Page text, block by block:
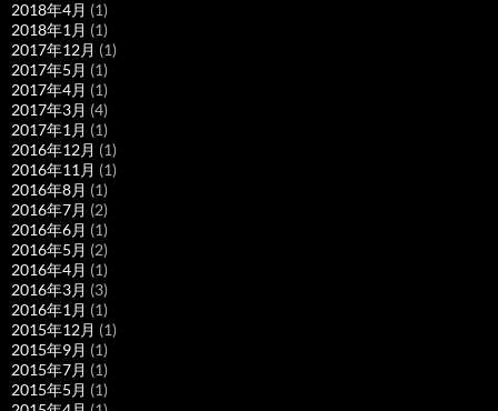
2018年4月 (1)
2018年1月 (1)
2017年12月 (1)
2017年5月 (1)
2017年4月 (1)
2017年3月 (4)
2017年1月 (1)
2016年12月 (1)
2016年11月 (1)
2016年8月 (1)
2016年7月 (2)
2016年6月 (1)
2016年5月 (2)
2016年4月 (1)
2016年3月 (3)
2016年1月 (1)
2015年12月 (1)
2015年9月 (1)
2015年7月 (1)
2015年5月 (1)